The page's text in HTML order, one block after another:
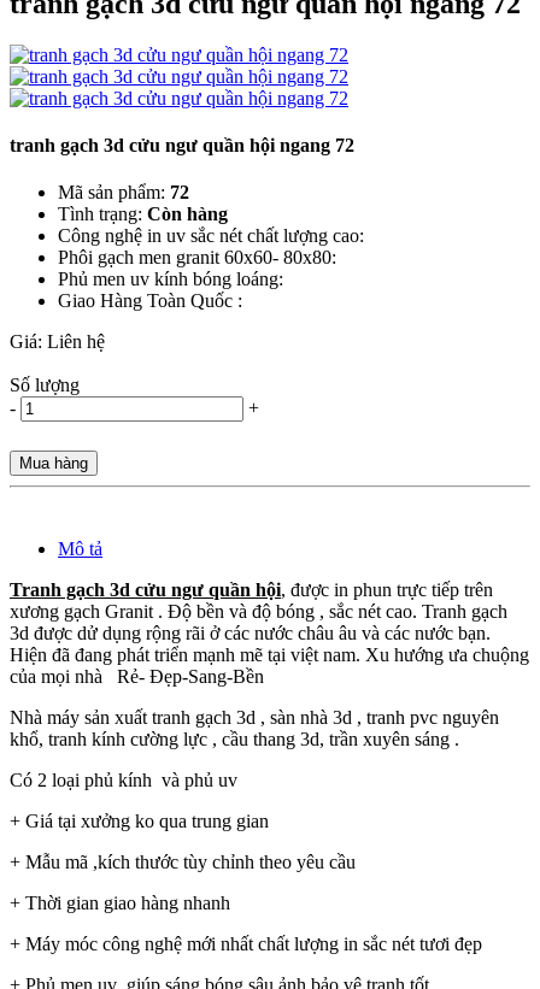
tranh gạch 3d cửu ngư quần hội ngang 72
Mã sản phẩm: 72
Tình trạng: Còn hàng
Công nghệ in uv sắc nét chất lượng cao:
Phôi gạch men granit 60x60- 80x80:
Phủ men uv kính bóng loáng:
Giao Hàng Toàn Quốc :
Giá: Liên hệ
Số lượng
-
+
Mua hàng
Mô tả
Tranh gạch 3d cửu ngư quần hội, được in phun trực tiếp trên
xương gạch Granit . Độ bền và độ bóng , sắc nét cao. Tranh gạch
3d được dử dụng rộng rãi ở các nước châu âu và các nước bạn.
Hiện đã đang phát triển mạnh mẽ tại việt nam. Xu hướng ưa chuộng
của mọi nhà Rẻ- Đẹp-Sang-Bền
Nhà máy sản xuất tranh gạch 3d , sàn nhà 3d , tranh pvc nguyên
khổ, tranh kính cường lực , cầu thang 3d, trần xuyên sáng .
Có 2 loại phủ kính và phủ uv
+ Giá tại xưởng ko qua trung gian
+ Mẫu mã ,kích thước tùy chỉnh theo yêu cầu
+ Thời gian giao hàng nhanh
+ Máy móc công nghệ mới nhất chất lượng in sắc nét tươi đẹp